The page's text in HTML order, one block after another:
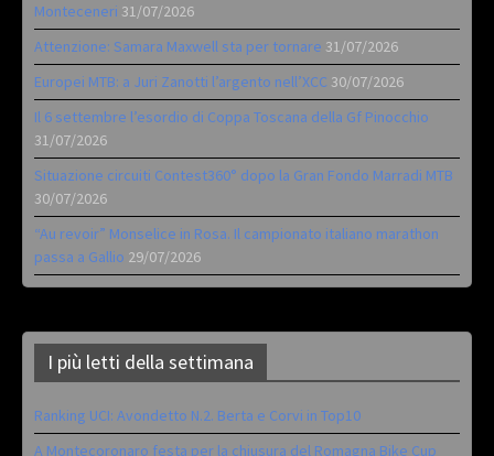
Monteceneri 31/07/2026
Attenzione: Samara Maxwell sta per tornare 31/07/2026
Europei MTB: a Juri Zanotti l’argento nell’XCC 30/07/2026
Il 6 settembre l’esordio di Coppa Toscana della Gf Pinocchio
31/07/2026
Situazione circuiti Contest360° dopo la Gran Fondo Marradi MTB
30/07/2026
“Au revoir” Monselice in Rosa. Il campionato italiano marathon
passa a Gallio 29/07/2026
I più letti della settimana
Ranking UCI: Avondetto N.2. Berta e Corvi in Top10
A Montecoronaro festa per la chiusura del Romagna Bike Cup